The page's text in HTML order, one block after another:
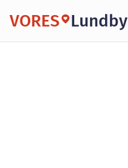
VORES Lundby